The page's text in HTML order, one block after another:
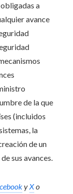
a
avance
de la que
(incluidos
la
de un
sus avances.
yXo